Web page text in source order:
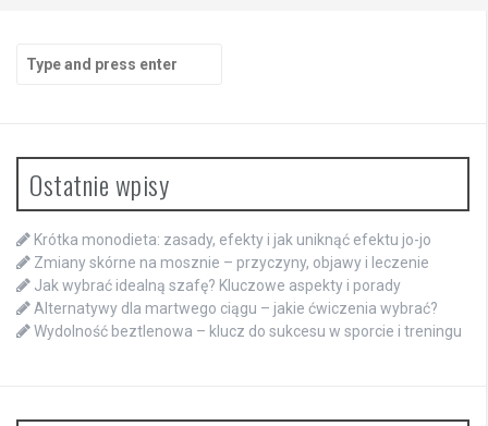
Search
for:
Ostatnie wpisy
Krótka monodieta: zasady, efekty i jak uniknąć efektu jo-jo
Zmiany skórne na mosznie – przyczyny, objawy i leczenie
Jak wybrać idealną szafę? Kluczowe aspekty i porady
Alternatywy dla martwego ciągu – jakie ćwiczenia wybrać?
Wydolność beztlenowa – klucz do sukcesu w sporcie i treningu